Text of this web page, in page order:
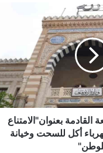
بعنوان"الامتناع
أكل للسحت وخيانة